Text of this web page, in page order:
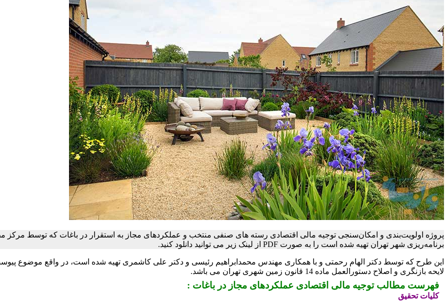
پروژه اولویت‌بندی و امکان‌سنجی توجیه مالی اقتصادی رسته های صنفی منتخب و عملکردهای مجاز به استقرار در باغات که توسط مرکز
برنامه‌ریزی شهر تهران تهیه شده است را به صورت PDF از لینک زیر می توانید دانلود کنید.
لایحه بازنگری و اصلاح دستورالعمل ماده 14 قانون زمین شهری تهران می باشد.
فهرست مطالب توجیه مالی اقتصادی عملکردهای مجاز در باغات :
کلیات تحقیق